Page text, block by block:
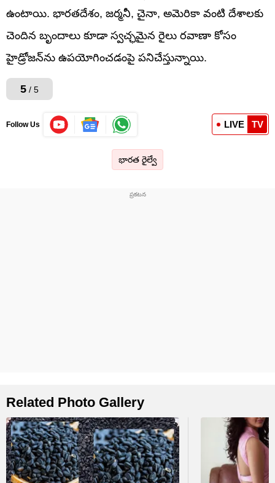
ఉంటాయి. భారతదేశం, జర్మనీ, చైనా, అమెరికా వంటి దేశాలకు
చెందిన బృందాలు కూడా స్వచ్ఛమైన రైలు రవాణా కోసం
హైడ్రోజన్‌ను ఉపయోగించడంపై పనిచేస్తున్నాయి.
5 / 5
Follow Us LIVE TV
భారత రైల్వే
Related Photo Gallery